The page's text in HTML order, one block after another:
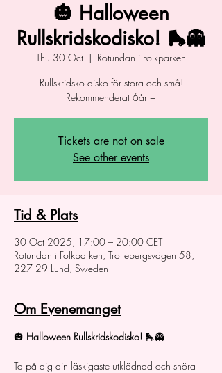
🎃 Halloween
Rullskridskodisko! 🛼👻
Thu 30 Oct
  |
Rotundan i Folkparken
Rullskridsko disko för stora och små!
Rekommenderat 6år +
Tickets are not on sale
See other events
Tid & Plats
30 Oct 2025, 17:00 – 20:00 CET
Rotundan i Folkparken, Trollebergsvägen 58,
227 29 Lund, Sweden
Om Evenemanget
🎃 Halloween Rullskridskodisko! 🛼👻
Ta på dig din läskigaste utklädnad och snöra